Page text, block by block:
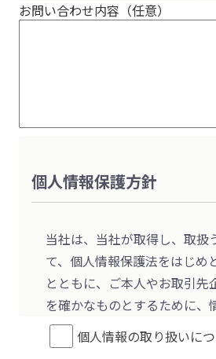
お問い合わせ内容（任意）
個人情報保護方針
当社は、当社が取得し、取扱
て、個人情報保護法をはじめ
とともに、ご本人やお取引先
を確かなものとするために、
活動の一環として個人情報保
組んでおります。その実現と
個人情報の取り扱いに